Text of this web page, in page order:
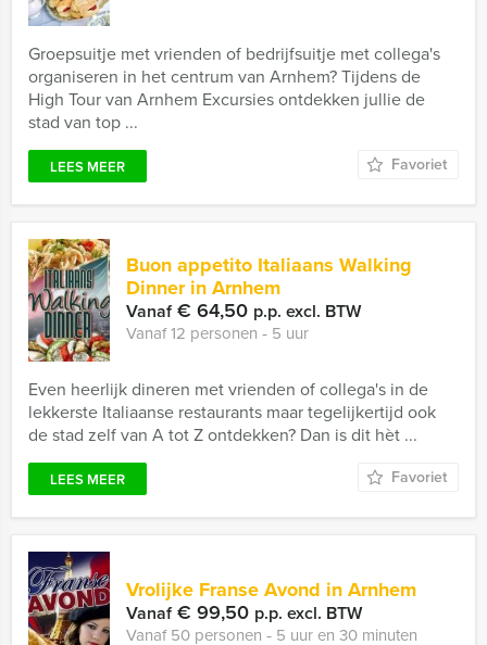
Groepsuitje met vrienden of bedrijfsuitje met collega's
organiseren in het centrum van Arnhem? Tijdens de
High Tour van Arnhem Excursies ontdekken jullie de
stad van top ...
LEES MEER Favoriet
Buon appetito Italiaans Walking
Dinner in Arnhem
Vanaf€ 64,50 p.p. excl. BTW
Vanaf 12 personen ‐ 5 uur
Even heerlijk dineren met vrienden of collega's in de
lekkerste Italiaanse restaurants maar tegelijkertijd ook
de stad zelf van A tot Z ontdekken? Dan is dit hèt ...
LEES MEER Favoriet
Vrolijke Franse Avond in Arnhem
Vanaf€ 99,50 p.p. excl. BTW
Vanaf 50 personen ‐ 5 uur en 30 minuten